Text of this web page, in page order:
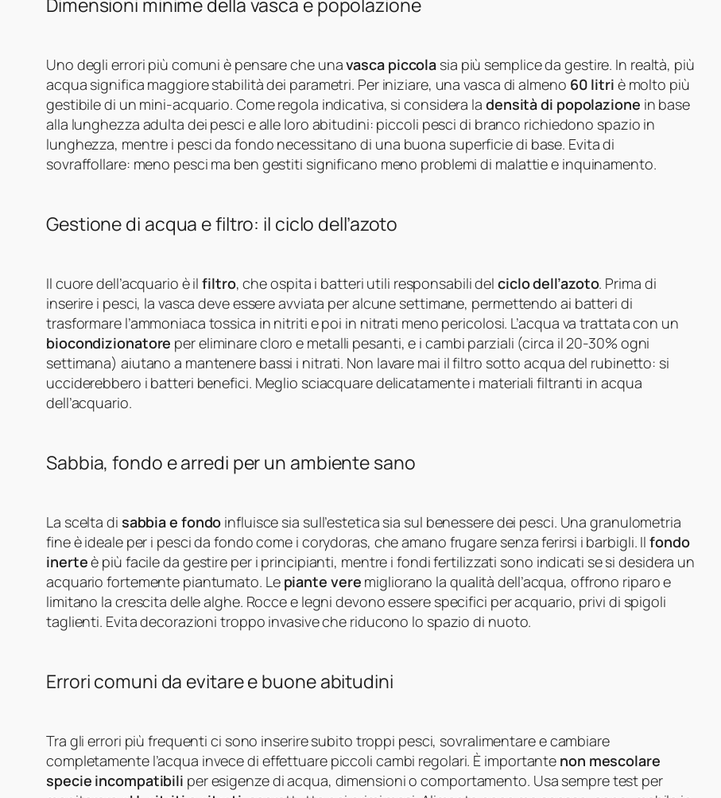
Uno degli errori più comuni è pensare che unavasca piccola sia più semplice da gestire. In realtà, più
acqua significa maggiore stabilità dei parametri. Per iniziare, una vasca di almeno 60 litri è molto più
gestibile di un mini-acquario. Come regola indicativa, si considera la densità di popolazione in base
alla lunghezza adulta dei pesci e alle loro abitudini: piccoli pesci di branco richiedono spazio in
lunghezza, mentre i pesci da fondo necessitano di una buona superficie di base. Evita di
sovraffollare: meno pesci ma ben gestiti significano meno problemi di malattie e inquinamento.
Gestione di acqua e filtro: il ciclo dell’azoto
Il cuore dell’acquario è ilfiltro, che ospita i batteri utili responsabili delciclo dell’azoto. Prima di
inserire i pesci, la vasca deve essere avviata per alcune settimane, permettendo ai batteri di
trasformare l’ammoniaca tossica in nitriti e poi in nitrati meno pericolosi. L’acqua va trattata con un
biocondizionatore per eliminare cloro e metalli pesanti, e i cambi parziali (circa il 20-30% ogni
settimana) aiutano a mantenere bassi i nitrati. Non lavare mai il filtro sotto acqua del rubinetto: si
ucciderebbero i batteri benefici. Meglio sciacquare delicatamente i materiali filtranti in acqua
dell’acquario.
Sabbia, fondo e arredi per un ambiente sano
La scelta di sabbia e fondo influisce sia sull’estetica sia sul benessere dei pesci. Una granulometria
fine è ideale per i pesci da fondo come i corydoras, che amano frugare senza ferirsi i barbigli. Ilfondo
inerteè più facile da gestire per i principianti, mentre i fondi fertilizzati sono indicati se si desidera un
acquario fortemente piantumato. Le piante vere migliorano la qualità dell’acqua, offrono riparo e
limitano la crescita delle alghe. Rocce e legni devono essere specifici per acquario, privi di spigoli
taglienti. Evita decorazioni troppo invasive che riducono lo spazio di nuoto.
Errori comuni da evitare e buone abitudini
Tra gli errori più frequenti ci sono inserire subito troppi pesci, sovralimentare e cambiare
completamente l’acqua invece di effettuare piccoli cambi regolari. È importante non mescolare
specie incompatibili per esigenze di acqua, dimensioni o comportamento. Usa sempre test per